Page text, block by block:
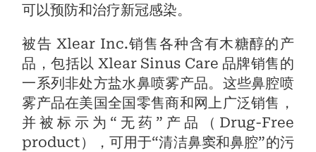
可以预防和治疗新冠感染。
被告 Xlear Inc.销售各种含有木糖醇的产
品，包括以 Xlear Sinus Care 品牌销售的
一系列非处方盐水鼻喷雾产品。这些鼻腔喷
雾产品在美国全国零售商和网上广泛销售，
并被标示为“无药”产品（Drug-Free
product），可用于“清洁鼻窦和鼻腔”的污